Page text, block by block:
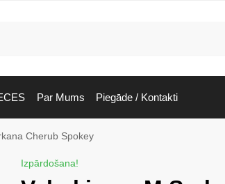
Par Mums Piegāde / Kontakti
Cherub Spokey
Izpārdošana!